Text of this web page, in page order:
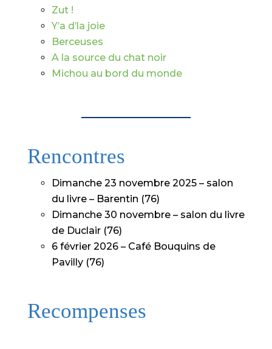
Zut !
Y’a d’la joie
Berceuses
A la source du chat noir
Michou au bord du monde
Rencontres
Dimanche 23 novembre 2025 – salon
du livre – Barentin (76)
Dimanche 30 novembre – salon du livre
de Duclair (76)
6 février 2026 – Café Bouquins de
Pavilly (76)
Recompenses